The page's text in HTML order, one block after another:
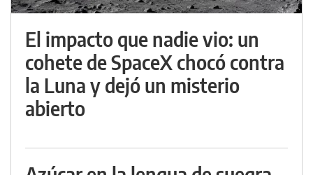
El impacto que nadie vio: un
cohete de SpaceX chocó contra
la Luna y dejó un misterio
abierto